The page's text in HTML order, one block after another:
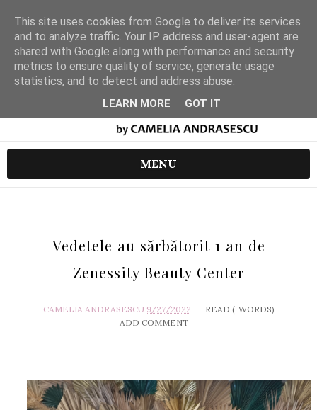
MENU
Vedetele au sărbătorit 1 an de
Zenessity Beauty Center
CAMELIA ANDRASESCU 9/27/2022 READ ( WORDS)
ADD COMMENT
This site uses cookies from Google to deliver its services
and to analyze traffic. Your IP address and user-agent are
shared with Google along with performance and security
metrics to ensure quality of service, generate usage
statistics, and to detect and address abuse.
LEARN MORE GOT IT